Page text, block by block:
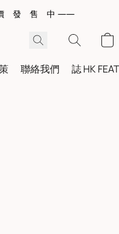
發 售 中 ——
聯絡我們 誌 HK